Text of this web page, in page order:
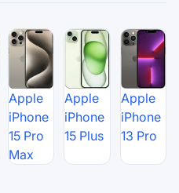
Apple
iPhone
15 Pro
Max
Apple
iPhone
15 Plus
Apple
iPhone
13 Pro